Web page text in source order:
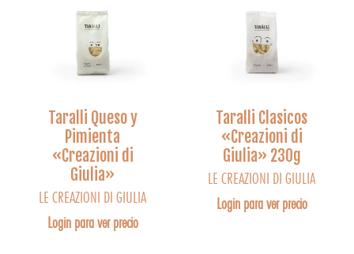
Taralli Queso y
Pimienta
«Creazioni di
Giulia»
LE CREAZIONI DI GIULIA
Login para ver precio
Taralli Clasicos
«Creazioni di
Giulia» 230g
LE CREAZIONI DI GIULIA
Login para ver precio